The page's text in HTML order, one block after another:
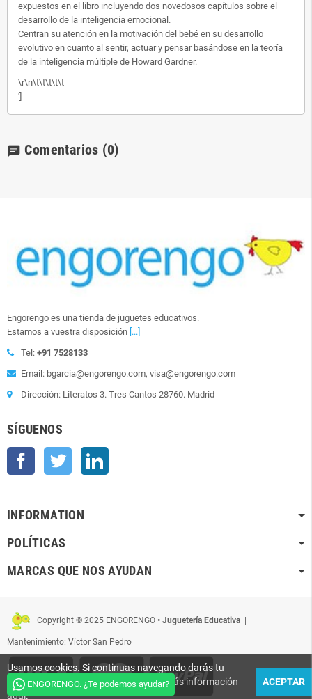
expuestos en el libro incluyendo dos novedosos capítulos sobre el
desarrollo de la inteligencia emocional.
Centran su atención en la motivación del bebé en su desarrollo
evolutivo en cuanto al sentir, actuar y pensar basándose en la teoría
de la inteligencia múltiple de Howard Gardner.
\r\n\t\t\t\t\t
']
chat Comentarios (0)
Engorengo es una tienda de juguetes educativos.
Estamos a vuestra disposición [...]
Tel: +91 7528133
Email: bgarcia@engorengo.com, visa@engorengo.com
Dirección: Literatos 3. Tres Cantos 28760. Madrid
SÍGUENOS
Facebook Twitter
INFORMATION
POLÍTICAS
MARCAS QUE NOS AYUDAN
Copyright © 2025 ENGORENGO • Juguetería Educativa
Mantenimiento: Víctor San Pedro
Usamos cookies. Si continuas navegando darás tu
conformidad para que sean usadas.Más información
aquí.
ACEPTAR
ENGORENGO. ¿Te podemos ayudar?